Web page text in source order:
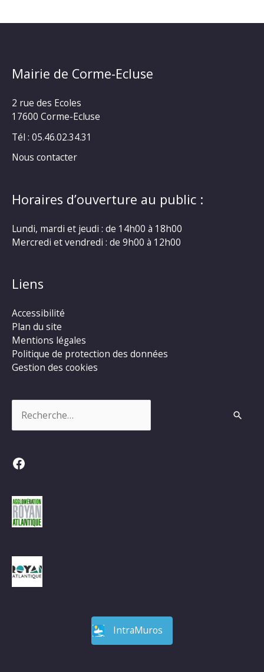
Mairie de Corme-Ecluse
2 rue des Ecoles
17600 Corme-Ecluse
Tél : 05.46.02.34.31
Nous contacter
Horaires d’ouverture au public :
Lundi, mardi et jeudi : de 14h00 à 18h00
Mercredi et vendredi : de 9h00 à 12h00
Liens
Accessibilité
Plan du site
Mentions légales
Politique de protection des données
Gestion des cookies
Facebook
IntraMuros